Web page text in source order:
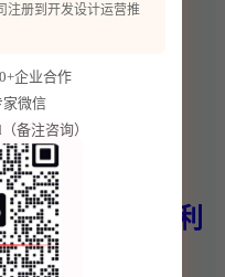
把项目成本、利
决策逻辑
注册到开发设计运营推
企业合作
家微信
备注咨询）